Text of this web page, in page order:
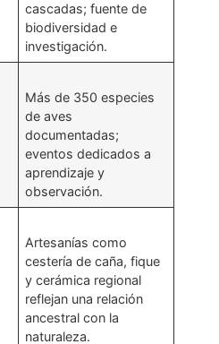
cascadas; fuente de
biodiversidad e
investigación.
Más de 350 especies
de aves
documentadas;
eventos dedicados a
aprendizaje y
observación.
Artesanías como
cestería de caña, fique
y cerámica regional
reflejan una relación
ancestral con la
naturaleza.